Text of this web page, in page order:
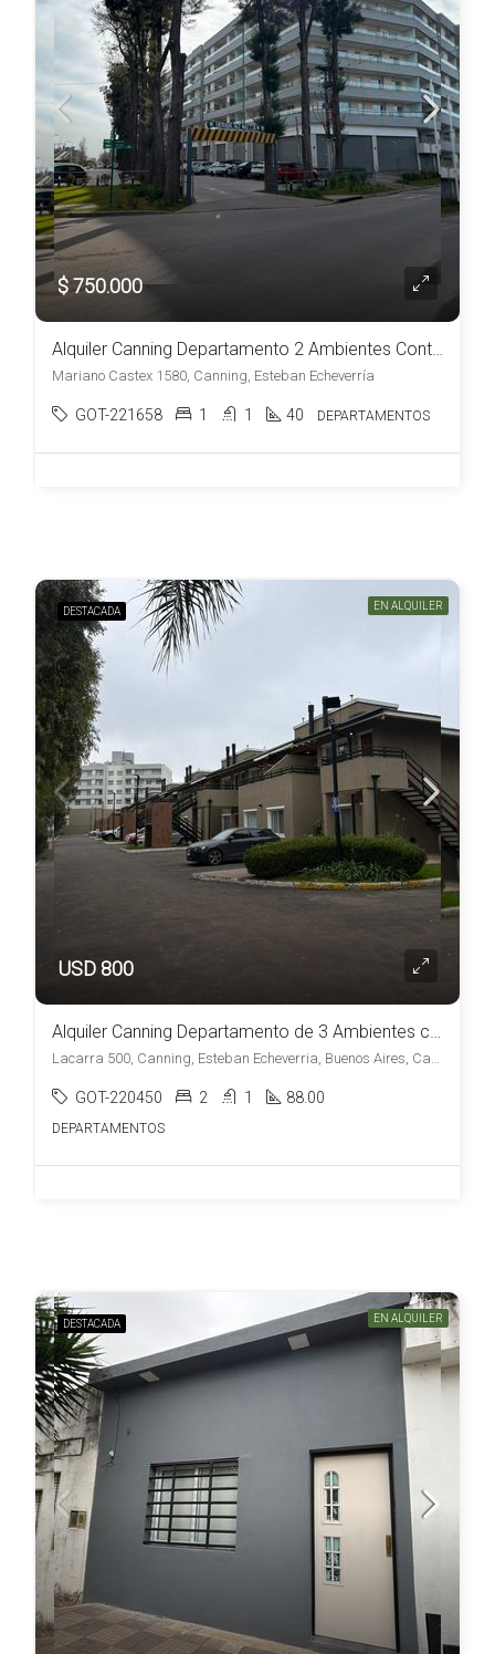
$ 750.000
Alquiler Canning Departamento 2 Ambientes Contrafrente Muy Luminoso a Estrenar
Mariano Castex 1580, Canning, Esteban Echeverría
GOT-221658 1 1 40 DEPARTAMENTOS
DESTACADA EN ALQUILER
USD 800
Alquiler Canning Departamento de 3 Ambientes con Cochera en Amaneceres de Canning
Lacarra 500, Canning, Esteban Echeverria, Buenos Aires, Canning, Esteban Echeverría
GOT-220450 2 1 88.00
DEPARTAMENTOS
DESTACADA EN ALQUILER